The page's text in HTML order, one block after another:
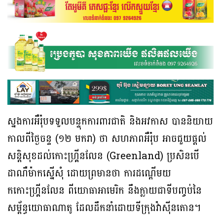
ស្នងការអឺរ៉ុបទទួលបន្ទុកការពារជាតិ និងអវកាស បាននិយាយ
កាលពីថ្ងៃចន្ទ (១២ មករា) ថា សហភាពអឺរ៉ុប អាចជួយផ្តល់
សន្តិសុខដល់កោះហ្គ្រីនលែន (Greenland) ប្រសិនបើ
ដាណឺម៉ាកស្នើសុំ ដោយព្រមានថា ការដណ្តើមយ
កកោះហ្គ្រីនលែន ពីយោធាអាមេរិក នឹងក្លាយជាទីបញ្ចប់នៃ
សម្ព័ន្ធយោធាណាតូ ដែលដឹកនាំដោយទីក្រុងវ៉ាស៊ីនតោន។